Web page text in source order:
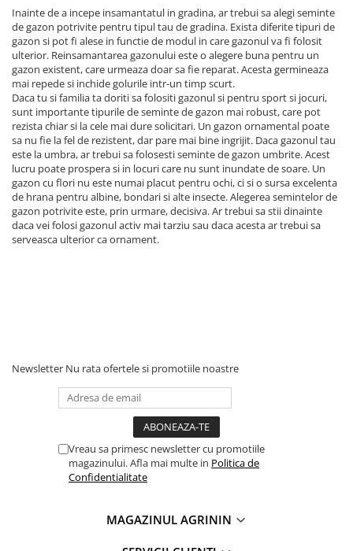
Vinificatie
Lichidare STOC
Produse Bricolaj
Acumulatori si Incarcatoare
Baros / Ciocan / Topor
Burghie
Cantare
Centuri/chingi
Chei fixe
Cleste
Discuri motocoasa
Feronerie si accesorii
Fire motocoasa
Flexuri si Polizoare
Inainte de a incepe insamantatul in gradina, ar trebui sa alegi seminte
de gazon potrivite pentru tipul tau de gradina. Exista diferite tipuri de
gazon si pot fi alese in functie de modul in care gazonul va fi folosit
ulterior. Reinsamantarea gazonului este o alegere buna pentru un
gazon existent, care urmeaza doar sa fie reparat. Acesta germineaza
mai repede si inchide golurile intr-un timp scurt.
Daca tu si familia ta doriti sa folositi gazonul si pentru sport si jocuri,
sunt importante tipurile de seminte de gazon mai robust, care pot
rezista chiar si la cele mai dure solicitari. Un gazon ornamental poate
sa nu fie la fel de rezistent, dar pare mai bine ingrijit. Daca gazonul tau
este la umbra, ar trebui sa folosesti seminte de gazon umbrite. Acest
lucru poate prospera si in locuri care nu sunt inundate de soare. Un
gazon cu flori nu este numai placut pentru ochi, ci si o sursa excelenta
de hrana pentru albine, bondari si alte insecte. Alegerea semintelor de
gazon potrivite este, prin urmare, decisiva. Ar trebui sa stii dinainte
daca vei folosi gazonul activ mai tarziu sau daca acesta ar trebui sa
serveasca ulterior ca ornament.
Newsletter Nu rata ofertele si promotiile noastre
Vreau sa primesc newsletter cu promotiile
magazinului. Afla mai multe in Politica de
Confidentialitate
MAGAZINUL AGRININ